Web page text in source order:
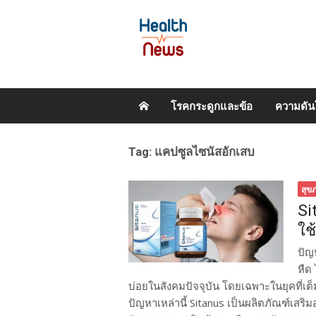
โรคกระดูกและข้อ ความดั
Tag: แคปซูลไซนัสอักเสบ
สุข
ใ
ปัญ
หืด
บ่อยในสังคมปัจจุบัน โดยเฉพาะในยุคที่เ
ปัญหาเหล่านี้ Sitanus เป็นผลิตภัณฑ์เสริ